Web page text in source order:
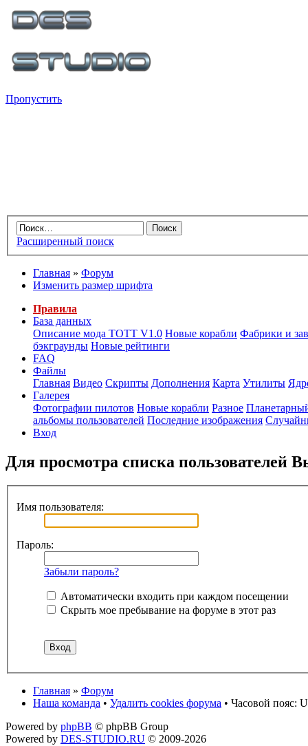
Пропустить
Расширенный поиск
Главная » Форум
Изменить размер шрифта
Правила
База данных
Описание мода ТОТТ V1.0 Новые корабли Фабрики и
бэкграунды Новые рейтинги
FAQ
Файлы
Главная Видео Скрипты Дополнения Карта Утилиты
Галерея
Фотографии пилотов Новые корабли Разное
альбомы пользователей Последние изображения
Вход
Для просмотра списка пользователей
Имя пользователя:
Пароль:
Забыли пароль?
Автоматически входить при каждом посещении
Скрыть мое пребывание на форуме в этот раз
Главная » Форум
Наша команда • Удалить cookies форума • Часовой пояс:
Powered by phpBB © phpBB Group
Powered by DES-STUDIO.RU © 2009-2026